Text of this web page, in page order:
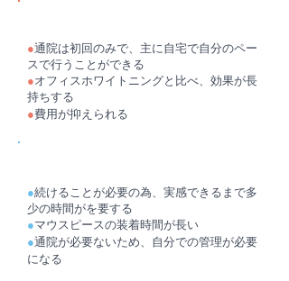
●通院は初回のみで、主に自宅で自分のペー
スで行うことができる
●オフィスホワイトニングと比べ、効果が長
持ちする
●費用が抑えられる
●続けることが必要の為、実感できるまで多
少の時間がを要する
●マウスピースの装着時間が長い
●通院が必要ないため、自分での管理が必要
になる